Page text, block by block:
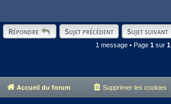
Répondre Sujet précédent Sujet suivant
1 message • Page 1 sur 1
Accueil du forum Supprimer les cookies